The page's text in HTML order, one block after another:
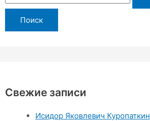
о
Свежие записи
Исидор Яковлевич Куропаткин